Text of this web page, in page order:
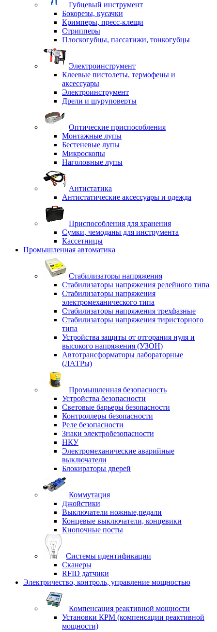
Губцевый инструмент
Бокорезы, кусачки
Кримперы, пресс-клещи
Стрипперы
Плоскогубцы, пассатижи, тонкогубцы
Электроинструмент
Клеевые пистолеты, термофены и
аксессуары
Электроинструмент
Дрели и шуруповерты
Оптические приспособления
Монтажные лупы
Бестеневые лупы
Микроскопы
Наголовные лупы
Антистатика
Антистатические аксессуары и одежда
Приспособления для хранения
Сумки, чемоданы для инструмента
Кассетницы
Промышленная автоматика
Стабилизаторы напряжения
Стабилизаторы напряжения релейного типа
Стабилизаторы напряжения
электромеханического типа
Стабилизаторы напряжения трехфазные
Стабилизаторы напряжения тиристорного
типа
Устройства защиты от отгорания нуля и
высокого напряжения (УЗОН)
Автотрансформаторы лабораторные
(ЛАТРы)
Промышленная безопасность
Устройства безопасности
Световые барьеры безопасности
Контроллеры безопасности
Реле безопасности
Знаки электробезопасности
НКУ
Электромеханические аварийные
выключатели
Блокираторы дверей
Коммутация
Джойстики
Выключатели ножные,педали
Концевые выключатели, концевики
Кнопочные посты
Системы идентификации
Сканеры
RFID датчики
Электричество, контроль, управление мощностью
Компенсация реактивной мощности
Установки КРМ (компенсации реактивной
мощности)